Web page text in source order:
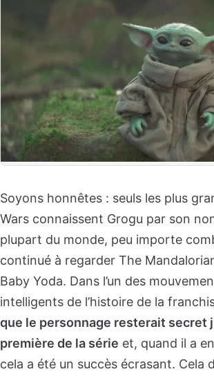
Soyons honnêtes : seuls les plus
Wars connaissent Grogu par son
plupart du monde, peu importe
continué à regarder The
Baby Yoda. Dans l’un des
intelligents de l’histoire de la
que le personnage resterait secret
première de la série et, quand il a
cela a été un succès écrasant. Cela